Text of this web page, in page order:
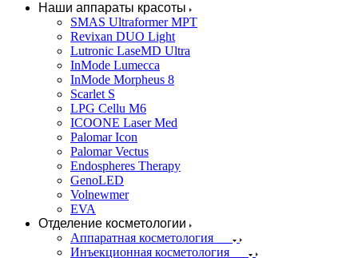
Наши аппараты красоты
SMAS Ultraformer MPT
Revixan DUO Light
Lutronic LaseMD Ultra
InMode Lumecca
InMode Morpheus 8
Scarlet S
LPG Cellu M6
ICOONE Laser Med
Palomar Icon
Palomar Vectus
Endospheres Therapy
GenoLED
Volnewmer
EVA
Отделение косметологии
Аппаратная косметология
Инъекционная косметология